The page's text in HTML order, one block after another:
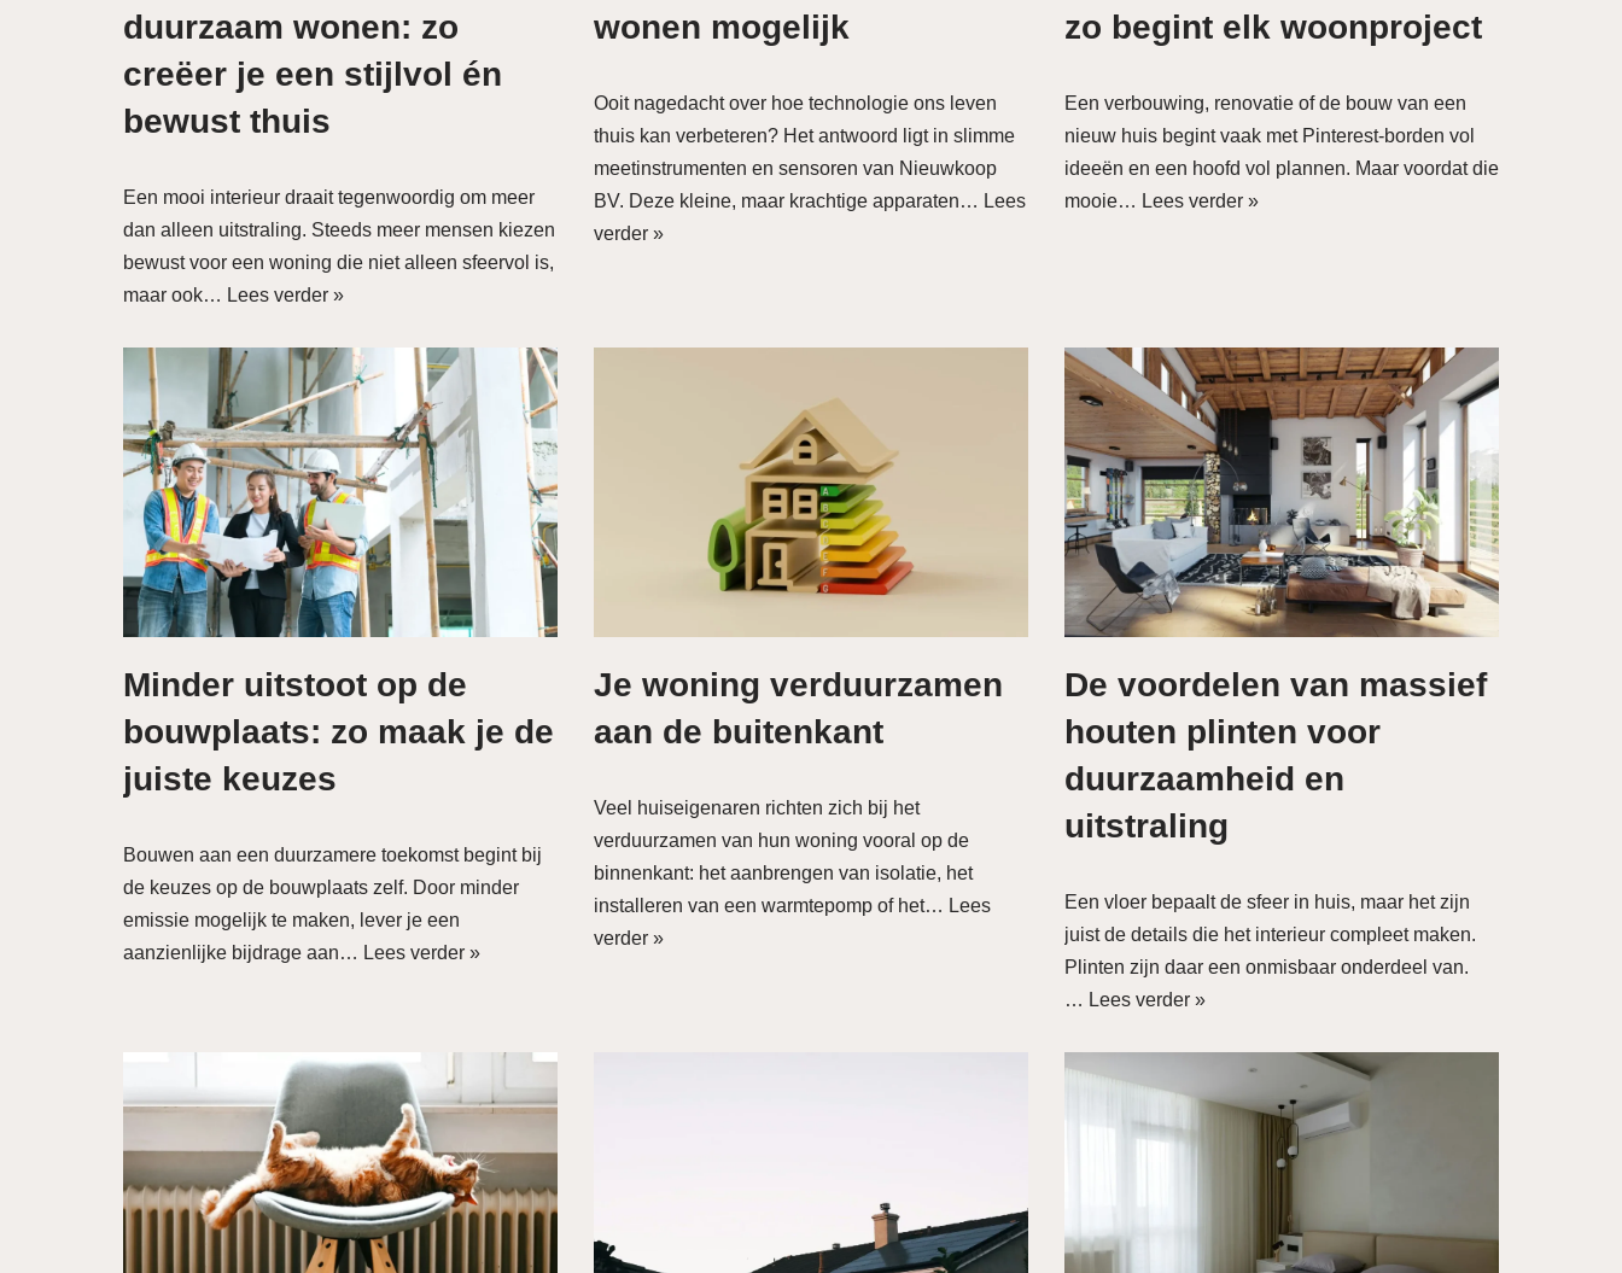
duurzaam wonen: zo
creëer je een stijlvol én
bewust thuis
Een mooi interieur draait tegenwoordig om meer
dan alleen uitstraling. Steeds meer mensen kiezen
bewust voor een woning die niet alleen sfeervol is,
maar ook… Lees verder »
wonen mogelijk
Ooit nagedacht over hoe technologie ons leven
thuis kan verbeteren? Het antwoord ligt in slimme
meetinstrumenten en sensoren van Nieuwkoop
BV. Deze kleine, maar krachtige apparaten… Lees
verder »
zo begint elk woonproject
Een verbouwing, renovatie of de bouw van een
nieuw huis begint vaak met Pinterest-borden vol
ideeën en een hoofd vol plannen. Maar voordat die
mooie… Lees verder »
Minder uitstoot op de
bouwplaats: zo maak je de
juiste keuzes
Bouwen aan een duurzamere toekomst begint bij
de keuzes op de bouwplaats zelf. Door minder
emissie mogelijk te maken, lever je een
aanzienlijke bijdrage aan… Lees verder »
Je woning verduurzamen
aan de buitenkant
Veel huiseigenaren richten zich bij het
verduurzamen van hun woning vooral op de
binnenkant: het aanbrengen van isolatie, het
installeren van een warmtepomp of het… Lees
verder »
De voordelen van massief
houten plinten voor
duurzaamheid en
uitstraling
Een vloer bepaalt de sfeer in huis, maar het zijn
juist de details die het interieur compleet maken.
Plinten zijn daar een onmisbaar onderdeel van.
… Lees verder »